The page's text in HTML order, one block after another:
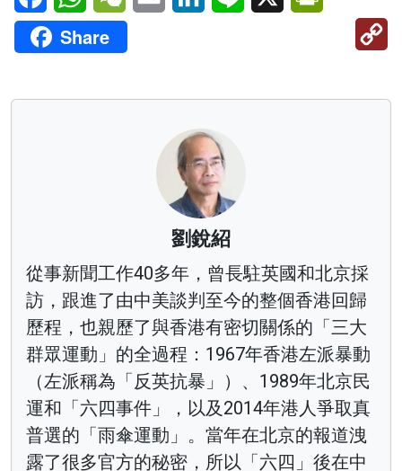
Share
劉銳紹
從事新聞工作40多年，曾長駐英國和北京採
訪，跟進了由中美談判至今的整個香港回歸
歷程，也親歷了與香港有密切關係的「三大
群眾運動」的全過程：1967年香港左派暴動
（左派稱為「反英抗暴」）、1989年北京民
運和「六四事件」，以及2014年港人爭取真
普選的「雨傘運動」。當年在北京的報道洩
露了很多官方的秘密，所以「六四」後在中